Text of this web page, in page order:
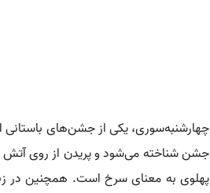
چهارشنبه‌سوری، یکی از جشن‌های باستانی
جشن شناخته می‌شود و پریدن از روی آتش
پهلوی به معنای سرخ است. همچنین در